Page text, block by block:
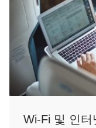
Wi-Fi 및 인터